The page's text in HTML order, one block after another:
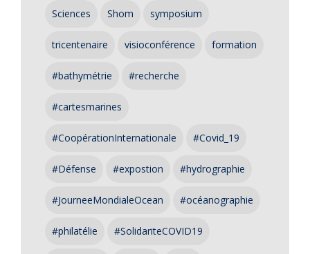
Sciences Shom symposium
tricentenaire visioconférence formation
#bathymétrie #recherche
#cartesmarines
#CoopérationInternationale #Covid_19
#Défense #expostion #hydrographie
#JourneeMondialeOcean #océanographie
#philatélie #SolidariteCOVID19